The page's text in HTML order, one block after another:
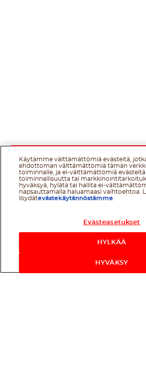
Käytämme välttämättömiä evästeitä,
ehdottoman välttämättömiä tämän
toiminnalle, ja ei-välttämättömiä evästeitä
toiminnallisuutta tai
hyväksyä, hylätä tai hallita ei-
napsauttamalla haluamaasi vaihtoehtoa.
löydätevästekäytännöstämme
Evästeasetukset
HYLKÄÄ
HYVÄKSY